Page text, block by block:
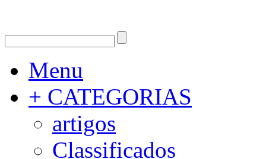
Menu
+ CATEGORIAS
artigos
Classificados